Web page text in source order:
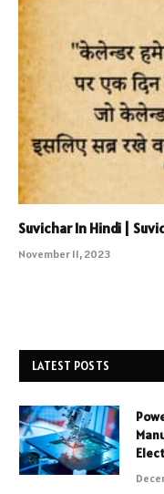
Suvichar In Hindi |
November 11, 2023
LATEST POSTS